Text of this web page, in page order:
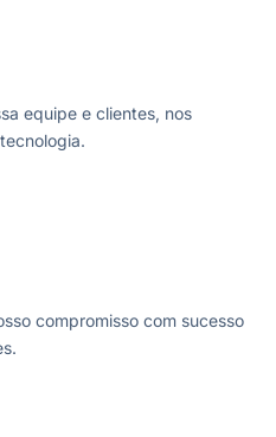
equipe e clientes, nos
compromisso com sucesso